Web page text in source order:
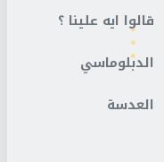
قالوا ايه علينا ؟
الدبلوماسي
العدسة